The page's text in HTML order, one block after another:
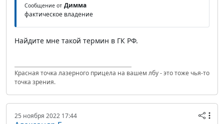
Сообщение от Димма
фактическое владение
Найдите мне такой термин в ГК РФ.
Красная точка лазерного прицела на вашем лбу - это тоже чья-то
точка зрения.
25 ноября 2022 17:44